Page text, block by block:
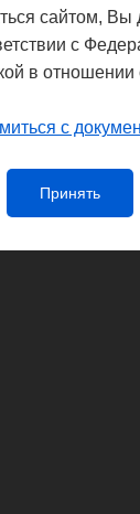
сайтом, Вы
с
в
с
Принять